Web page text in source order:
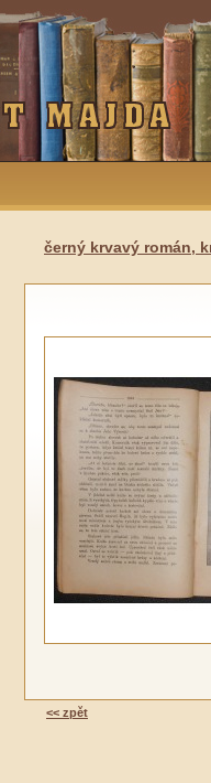
černý krvavý román,
<< zpět